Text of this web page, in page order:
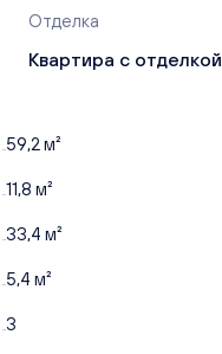
Отделка
Квартира с отделкой
59,2 м²
11,8 м²
33,4 м²
5,4 м²
3